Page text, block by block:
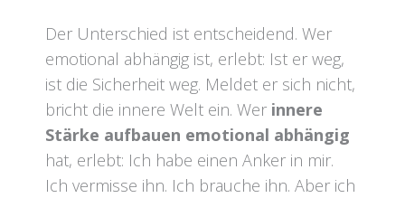
Der Unterschied ist entscheidend. Wer
emotional abhängig ist, erlebt: Ist er weg,
ist die Sicherheit weg. Meldet er sich nicht,
bricht die innere Welt ein. Wer innere
Stärke aufbauen emotional abhängig
hat, erlebt: Ich habe einen Anker in mir.
Ich vermisse ihn. Ich brauche ihn. Aber ich